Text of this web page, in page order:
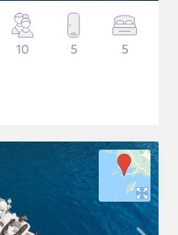
10 5 5